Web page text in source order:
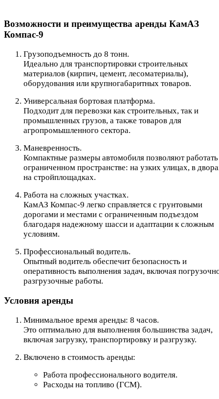
Возможности и преимущества аренды КамАЗ
Компас-9
Грузоподъемность до 8 тонн.
Идеально для транспортировки строительных
материалов (кирпич, цемент, лесоматериалы),
оборудования или крупногабаритных товаров.
Универсальная бортовая платформа.
Подходит для перевозки как строительных, так и
промышленных грузов, а также товаров для
агропромышленного сектора.
Маневренность.
Компактные размеры автомобиля позволяют
ограниченном пространстве: на узких улицах, в
на стройплощадках.
Работа на сложных участках.
КамАЗ Компас-9 легко справляется с грунтовыми
дорогами и местами с ограниченным подъездом
благодаря надежному шасси и адаптации к сложным
условиям.
Профессиональный водитель.
Опытный водитель обеспечит безопасность и
оперативность выполнения задач, включая
разгрузочные работы.
Условия аренды
Минимальное время аренды: 8 часов.
Это оптимально для выполнения большинства задач,
включая загрузку, транспортировку и разгрузку.
Включено в стоимость аренды:
Работа профессионального водителя.
Расходы на топливо (ГСМ).